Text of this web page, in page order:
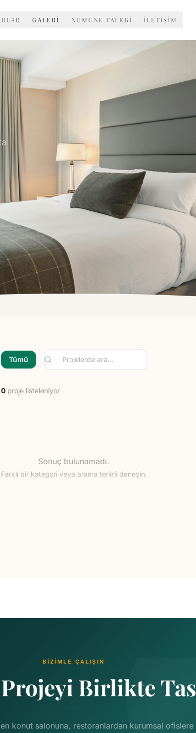
GALERİ NUMUNE TALEBİ İLETİŞİM
Tümü
0 proje listeleniyor
Sonuç bulunamadı.
Farklı bir kategori veya arama terimi deneyin.
BİZİMLE ÇALIŞIN
Birlikte
konut salonuna, restoranlardan kurumsal ofislere